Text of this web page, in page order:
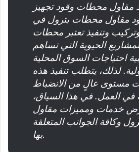
مقاول محطات وقود تجهيز
مقاول محطات بترول في
وتركيب وتنفيذ تعتبر محطات
الحيوية التي تساهم
احتياجات السوق المحلية
لذلك، يتطلب تنفيذ هذه
مستوى عالٍ من الانضباط
في العمل. في هذا السياق،
خدمات ومميزات مقاول
وكافة الجوانب المتعلقة
بها.